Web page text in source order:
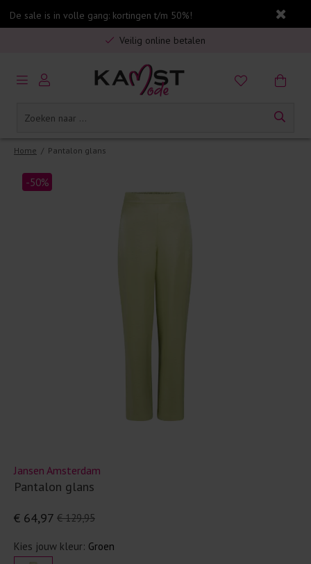
De sale is in volle gang: kortingen t/m 50%!
Gratis verzending in Nederland vanaf €75,-
Veilig online betalen
5% spaarbonus op jouw aankoop
Gratis verzending in Nederland vanaf €75,-
Home / Pantalon glans
-50%
Jansen Amsterdam
Pantalon glans
€ 129,95
€ 64,97
Kies jouw kleur: Groen